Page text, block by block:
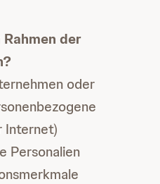
der
oder
Internet)
Personalien